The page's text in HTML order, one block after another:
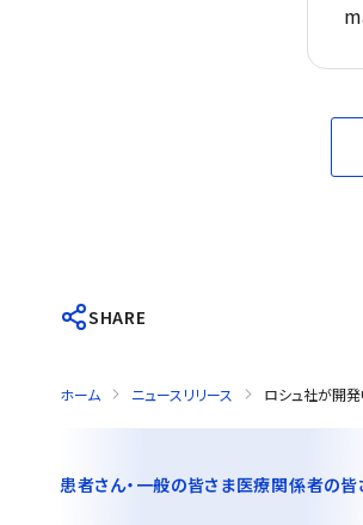
SHARE
ホーム ニュースリリース ロシュ社が開
患者さん・一般の皆さま医療関係者の皆